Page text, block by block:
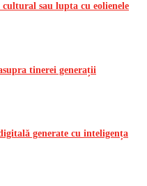
sau lupta cu eolienele
tinerei generații
generate cu inteligența